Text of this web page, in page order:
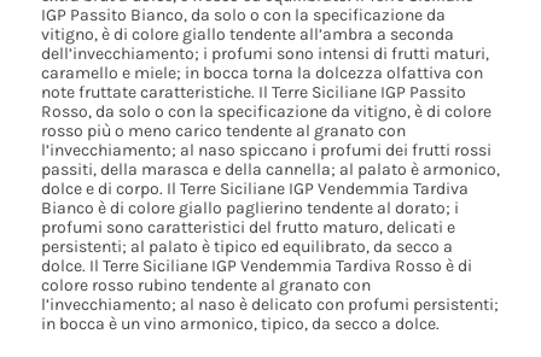
IGP Passito Bianco, da solo o con la specificazione da
vitigno, è di colore giallo tendente all’ambra a seconda
dell’invecchiamento; i profumi sono intensi di frutti maturi,
caramello e miele; in bocca torna la dolcezza olfattiva con
note fruttate caratteristiche. Il Terre Siciliane IGP Passito
Rosso, da solo o con la specificazione da vitigno, è di colore
rosso più o meno carico tendente al granato con
l’invecchiamento; al naso spiccano i profumi dei frutti rossi
passiti, della marasca e della cannella; al palato è armonico,
dolce e di corpo. Il Terre Siciliane IGP Vendemmia Tardiva
Bianco è di colore giallo paglierino tendente al dorato; i
profumi sono caratteristici del frutto maturo, delicati e
persistenti; al palato è tipico ed equilibrato, da secco a
dolce. Il Terre Siciliane IGP Vendemmia Tardiva Rosso è di
colore rosso rubino tendente al granato con
l’invecchiamento; al naso è delicato con profumi persistenti;
in bocca è un vino armonico, tipico, da secco a dolce.